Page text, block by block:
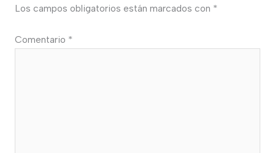
Los campos obligatorios están marcados con *
Comentario *